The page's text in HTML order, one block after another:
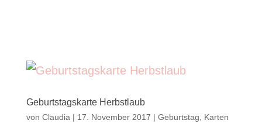
Geburtstagskarte Herbstlaub
von Claudia | 17. November 2017 | Geburtstag Karten